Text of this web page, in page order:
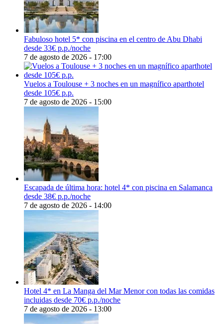
Fabuloso hotel 5* con piscina en el centro de Abu Dhabi
desde 33€ p.p./noche
7 de agosto de 2026 - 17:00
Vuelos a Toulouse + 3 noches en un magnífico aparthotel
desde 105€ p.p.
7 de agosto de 2026 - 15:00
Escapada de última hora: hotel 4* con piscina en Salamanca
desde 38€ p.p./noche
7 de agosto de 2026 - 14:00
Hotel 4* en La Manga del Mar Menor con todas las comidas
incluidas desde 70€ p.p./noche
7 de agosto de 2026 - 13:00